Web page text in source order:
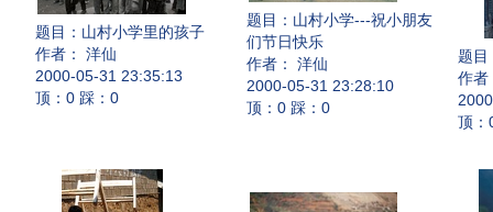
题目： 山村小学里的孩子
作者： 洋仙
2000-05-31 23:35:13
顶：0 踩：0
题目： 山村小学---祝小朋友
们节日快乐
作者： 洋仙
2000-05-31 23:28:10
顶：0 踩：0
题目
作者
顶：